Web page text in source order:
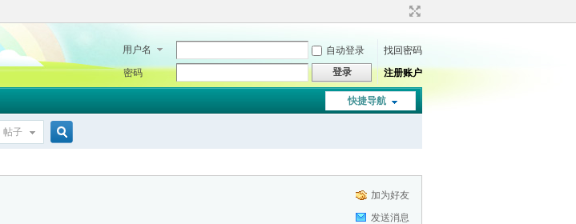
用户名 自动登录
找回密码
密码
登录 注册账户
快捷导航
帖子
加为好友
发送消息